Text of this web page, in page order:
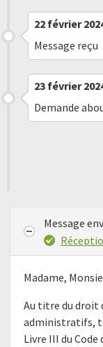
22 février
Message reçu
23 février
Demande
Message
Madame,
Au titre du droit
administratifs,
Livre III du